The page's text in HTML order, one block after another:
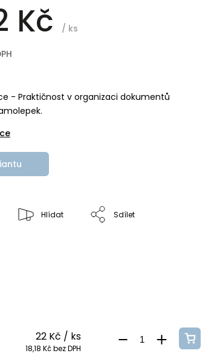
Kč / ks
- Praktičnost v organizaci dokumentů
Hlídat Sdílet
22 Kč / ks
18,18 Kč bez DPH